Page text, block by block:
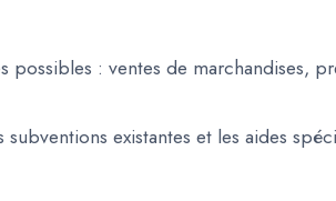
possibles : ventes de marchandises,
existantes et les aides